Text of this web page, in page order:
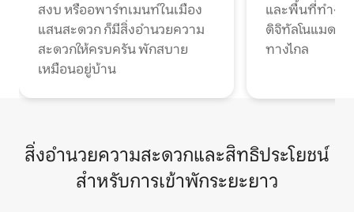
สงบ หรืออพาร์ทเมนท์ในเมือง
แสนสะดวก ก็มีสิ่งอำนวยความ
สะดวกให้ครบครัน พักสบาย
เหมือนอยู่บ้าน
และพื้นที่ทำงา
ดิจิทัลโนแมดแ
ทางไกล
สิ่งอำนวยความสะดวกและสิทธิประโยชน์
สำหรับการเข้าพักระยะยาว